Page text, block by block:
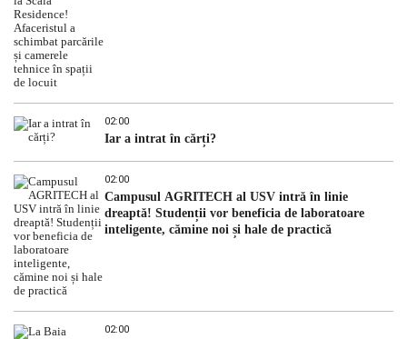
02:00
Iar a intrat în cărți?
02:00
Campusul AGRITECH al USV intră în linie
dreaptă! Studenții vor beneficia de laboratoare
inteligente, cămine noi și hale de practică
02:00